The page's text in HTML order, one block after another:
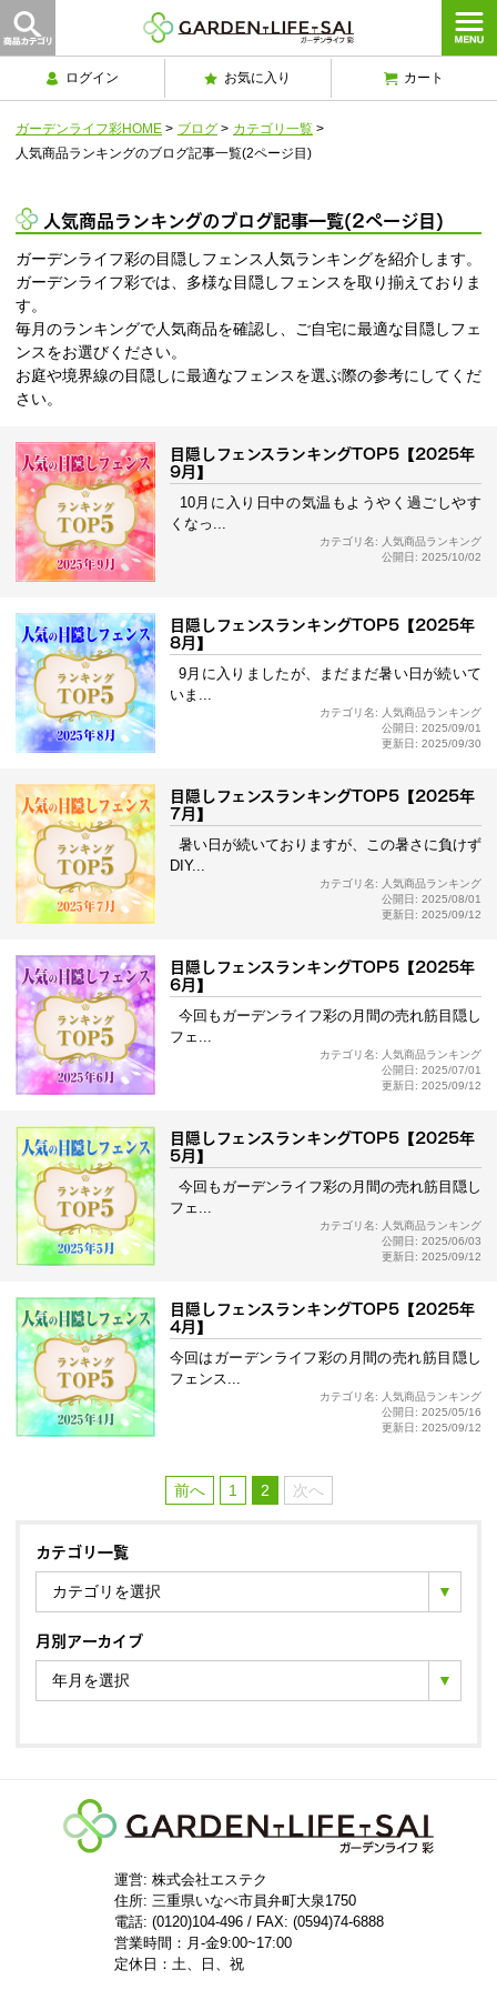
ログイン お気に入り カート
ガーデンライフ彩HOME > ブログ > カテゴリ一覧 >
人気商品ランキングのブログ記事一覧(2ページ目)
人気商品ランキングのブログ記事一覧(2ページ目)
ガーデンライフ彩の目隠しフェンス人気ランキングを紹介します。
ガーデンライフ彩では、多様な目隠しフェンスを取り揃えておりま
す。
毎月のランキングで人気商品を確認し、ご自宅に最適な目隠しフェ
ンスをお選びください。
お庭や境界線の目隠しに最適なフェンスを選ぶ際の参考にしてくだ
さい。
目隠しフェンスランキングTOP5【2025年
9月】
10月に入り日中の気温もようやく過ごしやす
くなっ...
カテゴリ名: 人気商品ランキング
公開日: 2025/10/02
目隠しフェンスランキングTOP5【2025年
8月】
9月に入りましたが、まだまだ暑い日が続いて
いま...
カテゴリ名: 人気商品ランキング
公開日: 2025/09/01
更新日: 2025/09/30
目隠しフェンスランキングTOP5【2025年
7月】
暑い日が続いておりますが、この暑さに負けず
DIY...
カテゴリ名: 人気商品ランキング
公開日: 2025/08/01
更新日: 2025/09/12
目隠しフェンスランキングTOP5【2025年
6月】
今回もガーデンライフ彩の月間の売れ筋目隠し
フェ...
カテゴリ名: 人気商品ランキング
公開日: 2025/07/01
更新日: 2025/09/12
目隠しフェンスランキングTOP5【2025年
5月】
今回もガーデンライフ彩の月間の売れ筋目隠し
フェ...
カテゴリ名: 人気商品ランキング
公開日: 2025/06/03
更新日: 2025/09/12
目隠しフェンスランキングTOP5【2025年
4月】
今回はガーデンライフ彩の月間の売れ筋目隠し
フェンス...
カテゴリ名: 人気商品ランキング
公開日: 2025/05/16
更新日: 2025/09/12
前へ 1 2 次へ
カテゴリ一覧
カテゴリを選択
月別アーカイブ
年月を選択
運営: 株式会社エステク
住所: 三重県いなべ市員弁町大泉1750
電話: (0120)104-496 / FAX: (0594)74-6888
営業時間：月-金9:00~17:00
定休日：土、日、祝